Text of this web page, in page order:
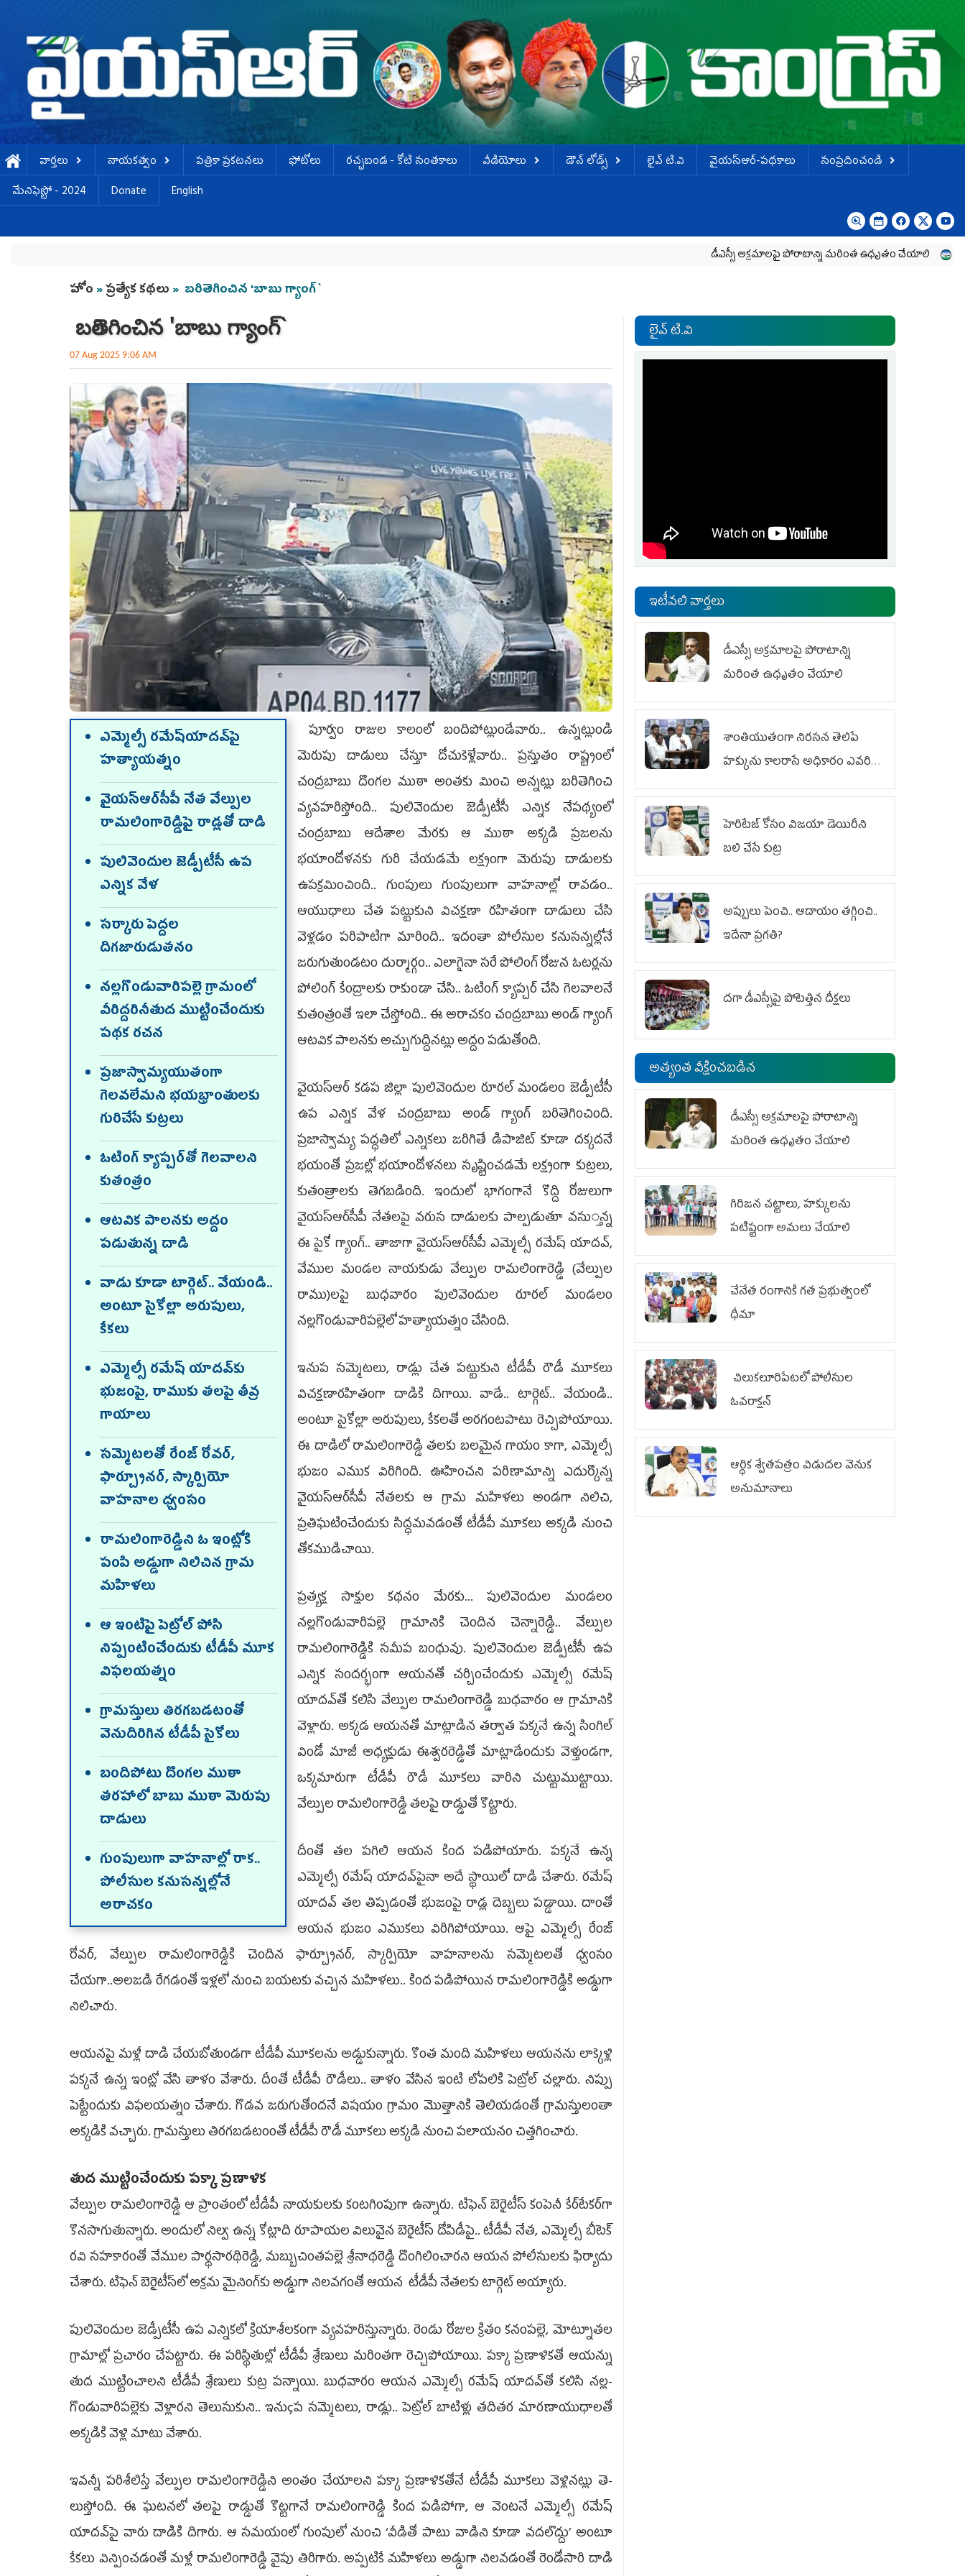
వార్తలు నాయకత్వం పత్రికా ప్రకటనలు ఫోటోలు ర‌చ్చ‌బండ‌ - కోటి సంత‌కాలు వీడియోలు డౌన్ లోడ్స్ లైవ్ టి.వి వైయస్ఆర్-పథకాలు
సంప్రదించండి
మేనిఫెస్టో - 2024
Donate English
డీఎస్సీ అక్రమాలపై పోరాటాన్ని మరింత ఉధృతం చేయాలి శాంతియుతంగా
You are here
హోం »ప్రత్యేక కథలు » బరితెగించిన 'బాబు గ్యాంగ్‌`
బరితెగించిన 'బాబు గ్యాంగ్‌`
07 Aug 2025 9:06 AM
ఎమ్మెల్సీ రమేష్‌యాదవ్‌పై
హత్యాయత్నం
వైయ‌స్ఆర్‌సీపీ నేత వేల్పుల
రామలింగారెడ్డిపై రాడ్లతో దాడి
పులివెందుల జెడ్పీటీసీ ఉప
ఎన్నిక వేళ
సర్కారు పెద్దల
దిగజారుడుతనం
నల్లగొండువారిపల్లె గ్రామంలో
వీరిద్దరినీతుద ముట్టించేందుకు
పథక రచన
ప్రజాస్వామ్యయుతంగా
గెలవలేమని భయభ్రాంతులకు
గురిచేసే కుట్రలు
ఓటింగ్‌ క్యాప్చర్‌తో గెలవాలని
కుతంత్రం
ఆటవిక పాలనకు అద్దం
పడుతున్న దాడి
వాడు కూడా టార్గెట్‌.. వేయండి..
అంటూ సైకోల్లా అరుపులు,
కేకలు
ఎమ్మెల్సీ రమేష్‌ యాదవ్‌కు
భుజంపై, రాముకు తలపై తీవ్ర
గాయాలు
సమ్మెటలతో రేంజ్‌ రోవర్,
ఫార్చ్యూనర్, స్కార్పియో
వాహనాల ధ్వంసం
రామలింగారెడ్డిని ఓ ఇంట్లోకి
పంపి అడ్డుగా నిలిచిన గ్రామ
మహిళలు
ఆ ఇంటిపై పెట్రోల్‌ పోసి
నిప్పంటించేందుకు టీడీపీ మూక
విఫలయత్నం
గ్రామస్తులు తిరగబడటంతో
వెనుదిరిగిన టీడీపీ సైకోలు
బందిపోటు దొంగల ముఠా
తరహాలో బాబు ముఠా మెరుపు
దాడులు
గుంపులుగా వాహనాల్లో రాక..
పోలీసుల కనుసన్నల్లోనే
అరాచకం
పూర్వం రాజుల కాలంలో బందిపోట్లుండేవారు.. ఉన్నట్లుండి
మెరుపు దాడులు చేస్తూ దోచుకెళ్లేవారు.. ప్రస్తుతం రాష్ట్రంలో
చంద్రబాబు దొంగల ముఠా అంతకు మించి అన్నట్లు బరితెగించి
వ్యవహరిస్తోంది.. పులివెందుల జెడ్పీటీసీ ఎన్నిక నేపథ్యంలో
చంద్రబాబు ఆదేశాల మేరకు ఆ ముఠా అక్కడి ప్రజలను
భయాందోళనకు గురి చేయడమే లక్ష్యంగా మెరుపు దాడులకు
ఉపక్రమించింది.. గుంపులు గుంపులుగా వాహనాల్లో రావడం..
ఆయుధాలు చేత పట్టుకుని విచక్షణా రహితంగా దాడులు చేసి
వెళ్లడం పరిపాటిగా మారింది.. ఇదంతా పోలీసుల కనుసన్నల్లోనే
జరుగుతుండటం దుర్మార్గం.. ఎలాగైనా సరే పోలింగ్‌ రోజున ఓటర్లను
పోలింగ్‌ కేంద్రాలకు రాకుండా చేసి.. ఓటింగ్‌ క్యాప్చర్‌ చేసి గెలవాలనే
కుతంత్రంతో ఇలా చేస్తోంది.. ఈ అరాచకం చంద్రబాబు అండ్‌ గ్యాంగ్‌
ఆటవిక పాలనకు అచ్చుగుద్దినట్లు అద్దం పడుతోంది.
వైయ‌స్ఆర్‌ కడప జిల్లా పులివెందుల రూరల్‌ మండలం జెడ్పీటీసీ
ఉప ఎన్నిక వేళ చంద్రబాబు అండ్‌ గ్యాంగ్‌ బరితెగించింది.
ప్రజాస్వామ్య పద్ధతిలో ఎన్నికలు జరిగితే డిపాజిట్‌ కూడా దక్కదనే
భయంతో ప్రజల్లో భయాందోళనలు సృష్టించడమే లక్ష్యంగా కుట్రలు,
కు­తంత్రాలకు తెగబడింది. ఇందులో భాగంగానే కొద్ది రోజు­లు­గా
వైయ‌స్ఆర్‌సీపీ నేతలపై వరుస దాడులకు పాల్ప­డుతూ వ­సు­్తన్న
ఈ సైకో గ్యాంగ్‌.. తాజాగా వైయ‌స్ఆర్‌సీపీ ఎమ్మెల్సీ రమేష్‌ యాదవ్,
వేముల మండల నాయ­కుడు వేల్పుల రామలింగారెడ్డి (వేల్పుల
రాము)లపై బుధ­వారం పులివెందుల రూ­ర­ల్‌ మండలం
నల్లగొండువారిపల్లెలో హత్యాయత్నం చేసింది.
ఇనుప సమ్మెటలు, రాడ్లు చేత ప­ట్టుకుని టీడీపీ రౌడీ మూకలు
విచక్షణారహితంగా దాడికి ది­గాయి. వాడే.. టార్గెట్‌.. వేయండి..
అంటూ సైకోల్లా అరుపులు, కేకలతో అరగంటపాటు రెచ్చి­పోయాయి.
ఈ దాడిలో రామలింగారెడ్డి తలకు బలమైన గా­యం కాగా, ఎమ్మెల్సీ
భుజం ఎముక విరి­గింది. ఊహించని పరిణామాన్ని ఎదుర్కొన్న
వైయ‌స్ఆర్‌సీపీ నేతలకు ఆ గ్రామ మహిళలు అండగా నిలిచి,
ప్రతిఘటించేందుకు సిద్ధమవడంతో టీడీపీ మూకలు అక్కడి నుంచి
తోకము­డి­చాయి.
ప్రత్యక్ష సా­క్షుల కథనం మేరకు... పులివెందుల మండలం
నల్లగొండువారిపల్లె గ్రా­మా­నికి చెందిన చెన్నారెడ్డి.. వేల్పుల
రామలింగారెడ్డికి సమీప బంధువు. పులివెందుల జెడ్పీటీసీ ఉప
ఎన్నిక సందర్భంగా ఆయనతో చర్చించేందుకు ఎమ్మెల్సీ రమేష్‌
యాదవ్‌తో కలిసి వేల్పుల రామలింగారెడ్డి బుధవారం ఆ గ్రామానికి
వెళ్లారు. అక్కడ ఆయనతో మాట్లాడిన తర్వాత పక్కనే ఉన్న సింగిల్‌
విండో మాజీ అధ్యక్షుడు ఈశ్వరరెడ్డితో మాట్లాడేందుకు వెళ్తుండగా,
ఒక్కమారుగా టీడీపీ రౌడీ మూకలు వారిని చుట్టుముట్టాయి.
వేల్పుల రామలింగారెడ్డి తలపై రాడ్డుతో కొట్టారు.
దీంతో తల పగిలి ఆయన కింద పడిపోయారు. ప­క్కనే ఉన్న
ఎమ్మెల్సీ రమేష్‌ యాదవ్‌పైనా అదే స్థాయిలో దాడి చేశారు. రమేష్‌
యాదవ్‌ తల తిప్పడంతో భుజంపై రాడ్ల దె­బ్బలు పడ్డాయి. దాంతో
ఆయన భుజం ఎముకలు విరిగిపోయా­యి. ఆపై ఎమ్మెల్సీ రేంజ్‌
రోవర్, వేల్పుల రామలింగారెడ్డికి చెందిన ఫార్చ్యూనర్, స్కార్పియో వాహనాలను సమ్మెట­లతో ధ్వంసం
చేయగా..అలజడి రేగడంతో ఇళ్లలో నుంచి బ­యటకు వచ్చిన మహిళలు.. కింద పడిపోయిన రామ­లింగారెడ్డికి అడ్డుగా
నిలిచారు.
ఆయనపై మళ్లీ దాడి చేయబోతుండగా టీడీపీ మూకలను అడ్డుకున్నారు. కొంత మంది మహిళలు ఆయనను లాక్కెళ్లి
పక్కనే ఉన్న ఇంట్లో వేసి తాళం వేశారు. దీంతో టీడీపీ రౌడీలు.. తాళం వేసిన ఇంటి లోపలికి పెట్రోల్‌ చల్లారు. ని­ప్పు
పెట్టేందుకు విఫల­యత్నం చేశారు. గొ­డ­వ జరుగుతోందనే విషయం గ్రామం మొత్తాని­కి తెలియడంతో గ్రామస్తులంతా
అక్క­డికి వచ్చా­రు. గ్రామస్తులు తిరగబడటంంతో టీడీపీ రౌడీ మూకలు అక్కడి నుంచి పలాయనం చిత్తగించారు.
తుద ముట్టించేందుకు పక్కా ప్రణాళిక
వేల్పుల రామలింగారెడ్డి ఆ ప్రాంతంలో టీడీపీ నాయకులకు కంటగింపుగా ఉన్నారు. టిఫెన్‌ బెరైటీస్‌ కంపెనీ కేర్‌టేకర్‌గా
కొనసాగుతున్నారు. అందులో నిల్వ ఉన్న కోట్లాది రూపాయల విలువైన బెరైటీస్‌ దోపిడీపై.. టీడీపీ నేత, ఎమ్మెల్సీ బీటెక్‌
రవి సహకారంతో వేముల పార్థసారథిరెడ్డి, మబ్బుచింతపల్లె శ్రీనాథరెడ్డి దొంగిలించారని ఆయన పోలీసులకు ఫిర్యాదు
చేశారు. టిఫెన్‌ బెరైటీస్‌లో అక్రమ మైనింగ్‌కు అడ్డుగా నిలవగంతో ఆయన టీడీపీ నేతలకు టార్గెట్‌ అయ్యా­రు.
పులివెందుల జెడ్పీటీసీ ఉప ఎన్నికలో క్రియాశీలకంగా వ్యవహ­రిస్తున్నారు. రెండు రోజుల క్రితం కనంపల్లె, మోట్నూతల
గ్రామాల్లో ప్రచా­రం చేపట్టారు. ఈ పరిస్థితుల్లో టీడీపీ శ్రేణులు మరింతగా రెచ్చి­పోయాయి. పక్కా ప్రణాళికతో ఆయన్ను
తు­ద ముట్టించా­లని టీడీపీ శ్రేణులు కుట్ర పన్నాయి. బుధవారం ఆయన ఎమ్మెల్సీ రమేష్‌ యాదవ్‌తో కలిసి నల్ల­
గొండువారిపల్లెకు వెళ్లార­ని తెలుసుకుని.. ఇనుçప సమ్మెటలు, రాడ్లు.. పెట్రో­ల్‌ బాటిళ్లు తదితర మారణాయుధాలతో
అక్కడికి వెళ్లి మాటు వేశారు.
ఇవన్నీ పరిశీలిస్తే వేల్పుల రామలింగారెడ్డిని అంతం చే­యాలని పక్కా ప్రణాళికతోనే టీడీపీ మూకలు వెళ్లినట్లు తె­
లుస్తోంది. ఈ ఘటనలో తలపై రాడ్డుతో కొట్టగానే రామలింగారెడ్డి కింద పడిపోగా, ఆ వెంటనే ఎమ్మెల్సీ రమేష్‌
యాదవ్‌పై వారు దాడికి దిగారు. ఆ సమయంలో గుంపులో నుంచి ‘వీ­డి­­తో పాటు వాడిని కూడా వదలొద్దు’ అంటూ
కేకలు వి­న్పించడంతో మళ్లీ రామలింగారెడ్డి వైపు తిరి­గారు. అప్పటికే మ­హిళలు అడ్డుగా నిలవడంతో రెండోసారి దాడి
లైవ్ టి.వి
ఇటీవలి వార్తలు
డీఎస్సీ అక్రమాలపై పోరాటాన్ని
మరింత ఉధృతం చేయాలి
శాంతియుతంగా నిరసన తెలిపే
హక్కును కాలరాసే అధికారం ఎవరికీ
లేదు
హెరిటేజ్ కోసం విజయా డెయిరీని
బలి చేసే కుట్ర‌
అప్పులు పెంచి.. ఆదాయం తగ్గించి..
ఇదేనా ప్రగతి?
దగా డీఎస్సీపై పోటెత్తిన దీక్షలు
అత్యంత వీక్షించబడిన
డీఎస్సీ అక్రమాలపై పోరాటాన్ని
మరింత ఉధృతం చేయాలి
గిరిజన చట్టాలు, హక్కులను
పటిష్టంగా అమలు చేయాలి
చేనేత రంగానికి గత ప్రభుత్వంలో
ధీమా
చిలుక‌లూరిపేట‌లో పోలీసుల
ఓవ‌రాక్ష‌న్‌
ఆర్థిక శ్వేతపత్రం విడుదల వెనుక
అనుమానాలు